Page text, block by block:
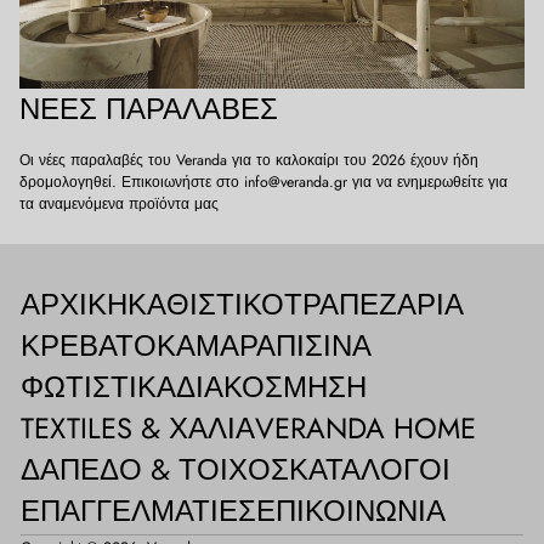
ΝΈΕΣ ΠΑΡΑΛΑΒΈΣ
Οι νέες παραλαβές του Veranda για το καλοκαίρι του 2026 έχουν ήδη
δρομολογηθεί. Επικοιωνήστε στο info@veranda.gr για να ενημερωθείτε για
τα αναμενόμενα προϊόντα μας
ΑΡΧΙΚΉΚΑΘΙΣΤΙΚΌΤΡΑΠΕΖΑΡΊΑ
ΚΡΕΒΑΤΟΚΆΜΑΡΑΠΙΣΊΝΑ
ΦΩΤΙΣΤΙΚΆΔΙΑΚΌΣΜΗΣΗ
TEXTILES & ΧΑΛΙΆVERANDA HOME
ΔΆΠΕΔΟ & ΤΟΊΧΟΣΚΑΤΆΛΟΓΟΙ
ΕΠΑΓΓΕΛΜΑΤΊΕΣΕΠΙΚΟΙΝΩΝΊΑ